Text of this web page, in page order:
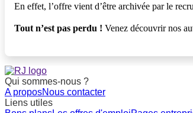
En effet, l’offre vient d’être archivée par le
Tout n’est pas perdu ! Venez découvrir nos
Qui sommes-nous ?
A proposNous contacter
Liens utiles